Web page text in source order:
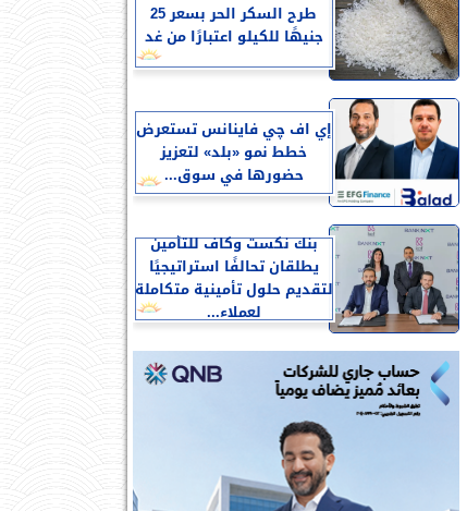
طرح السكر الحر بسعر 25
جنيهًا للكيلو اعتبارًا من غد
إي اف چي فاينانس تستعرض
خطط نمو «بلد» لتعزيز
حضورها في سوق...
بنك نكست وكاف للتأمين
يطلقان تحالفًا استراتيجيًا
لتقديم حلول تأمينية متكاملة
لعملاء...